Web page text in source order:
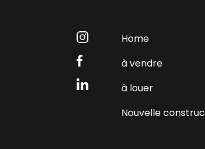
Home
à vendre
à louer
Nouvelle